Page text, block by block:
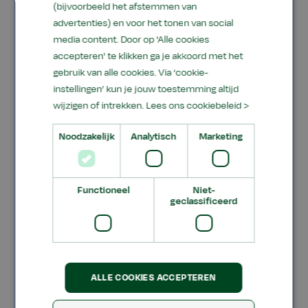
deze Aeres Tech-training:
Ken je de werking van de vooruit en
achteruit elektronisch, hydraulisch en
mechanisch.
Ken je de werking van de powershift-
versnellingen elektronisch, hydraulisch en
mechanisch.
Kun je de transmissie (de)monteren en
repareren, modificeren en afstellen.
Kun je met diagnose-apparatuur
Kun je afstellingen, kalibraties en
modulaties uitvoeren.
(bijvoorbeeld het afstemmen van
advertenties) en voor het tonen van social
media content. Door op 'Alle cookies
accepteren' te klikken ga je akkoord met het
gebruik van alle cookies. Via ‘cookie-
instellingen’ kun je jouw toestemming altijd
wijzigen of intrekken. Lees ons cookiebeleid >
Noodzakelijk Analytisch Marketing
Functioneel
Niet-
geclassificeerd
ALLE COOKIES ACCEPTEREN